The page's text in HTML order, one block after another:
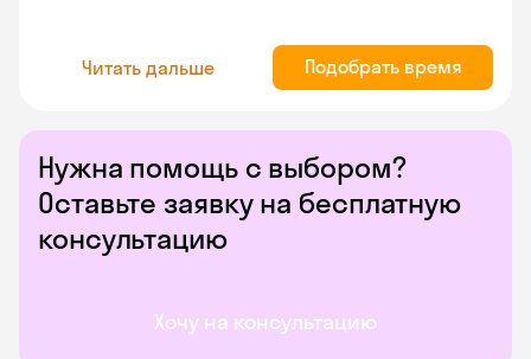
Нужна помощь с выбором?
Оставьте заявку на бесплатную
консультацию
Хочу на консультацию
Читать дальше Подобрать время